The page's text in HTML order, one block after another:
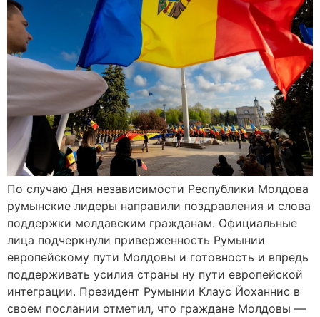
По случаю Дня независимости Республики Молдова
румынские лидеры направили поздравления и слова
поддержки молдавским гражданам. Официальные
лица подчеркнули приверженность Румынии
европейскому пути Молдовы и готовность и впредь
поддерживать усилия страны ну пути европейской
интеграции. Президент Румынии Клаус Йоханнис в
своем послании отметил, что граждане Молдовы —